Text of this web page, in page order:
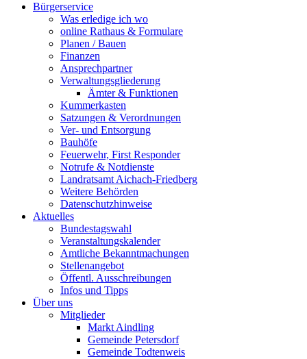
Bürgerservice
Was erledige ich wo
online Rathaus & Formulare
Planen / Bauen
Finanzen
Ansprechpartner
Verwaltungsgliederung
Ämter & Funktionen
Kummerkasten
Satzungen & Verordnungen
Ver- und Entsorgung
Bauhöfe
Feuerwehr, First Responder
Notrufe & Notdienste
Landratsamt Aichach-Friedberg
Weitere Behörden
Datenschutzhinweise
Aktuelles
Bundestagswahl
Veranstaltungskalender
Amtliche Bekanntmachungen
Stellenangebot
Öffentl. Ausschreibungen
Infos und Tipps
Über uns
Mitglieder
Markt Aindling
Gemeinde Petersdorf
Gemeinde Todtenweis